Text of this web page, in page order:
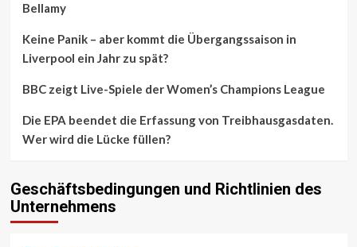
Bellamy
Keine Panik – aber kommt die Übergangssaison in
Liverpool ein Jahr zu spät?
BBC zeigt Live-Spiele der Women’s Champions League
Die EPA beendet die Erfassung von Treibhausgasdaten.
Wer wird die Lücke füllen?
Geschäftsbedingungen und Richtlinien des
Unternehmens